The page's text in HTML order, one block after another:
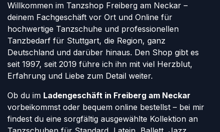
Willkommen im Tanzshop Freiberg am Neckar –
deinem Fachgeschäft vor Ort und Online für
hochwertige Tanzschuhe und professionellen
Tanzbedarf für Stuttgart, die Region, ganz
Deutschland und darüber hinaus. Den Shop gibt es
seit 1997, seit 2019 führe ich ihn mit viel Herzblut,
Erfahrung und Liebe zum Detail weiter.
Ob du im Ladengeschäft in Freiberg am Neckar
vorbeikommst oder bequem online bestellst – bei mir
findest du eine sorgfältig ausgewählte Kollektion an